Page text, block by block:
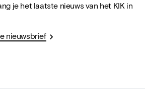
je het laatste nieuws van het KIK in
nieuwsbrief